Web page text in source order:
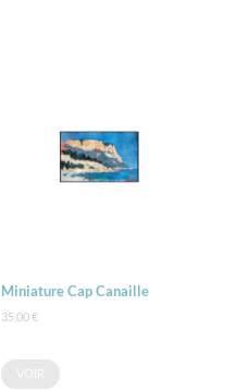
Miniature Cap Canaille
35,00€